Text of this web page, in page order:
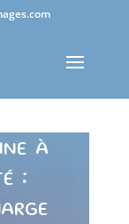
à
: